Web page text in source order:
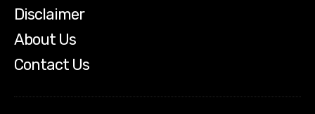
Disclaimer
About Us
Contact Us